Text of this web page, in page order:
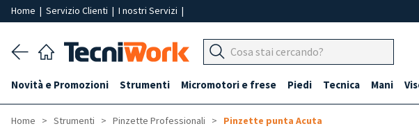
Home | Servizio Clienti | I nostri Servizi |
Novità e Promozioni Strumenti Micromotori e frese Piedi Tecnica Mani
Home Strumenti Pinzette Professionali Pinzette punta Acuta